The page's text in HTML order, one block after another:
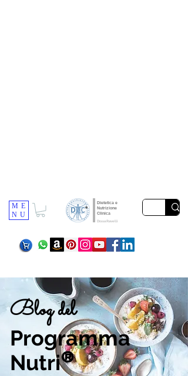
Dietetica e
Nutrizione
Clinica
Dr.ssa Ravelli
ME
NU
Blog del
Programma
Nutri®